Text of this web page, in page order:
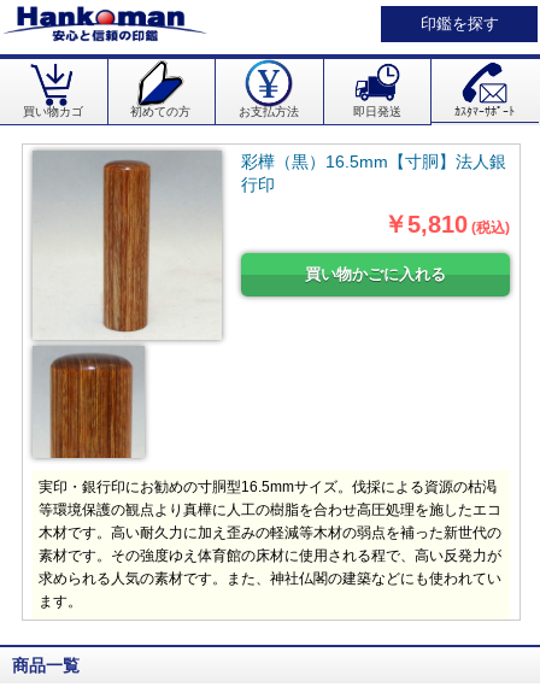
印鑑を探す
買い物カゴ 初めての方 お支払方法 即日発送 ｶｽﾀﾏｰｻﾎﾟｰﾄ
彩樺（黒）16.5mm【寸胴】法人銀
行印
￥5,810 (税込)
実印・銀行印にお勧めの寸胴型16.5mmサイズ。伐採による資源の枯渇
等環境保護の観点より真樺に人工の樹脂を合わせ高圧処理を施したエコ
木材です。高い耐久力に加え歪みの軽減等木材の弱点を補った新世代の
素材です。その強度ゆえ体育館の床材に使用される程で、高い反発力が
求められる人気の素材です。また、神社仏閣の建築などにも使われてい
ます。
商品一覧